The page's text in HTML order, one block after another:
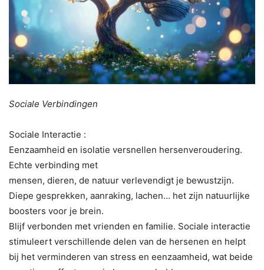
Sociale Verbindingen
Sociale Interactie :
Eenzaamheid en isolatie versnellen hersenveroudering.
Echte verbinding met
mensen, dieren, de natuur verlevendigt je bewustzijn.
Diepe gesprekken, aanraking, lachen… het zijn natuurlijke
boosters voor je brein.
Blijf verbonden met vrienden en familie. Sociale interactie
stimuleert verschillende delen van de hersenen en helpt
bij het verminderen van stress en eenzaamheid, wat beide